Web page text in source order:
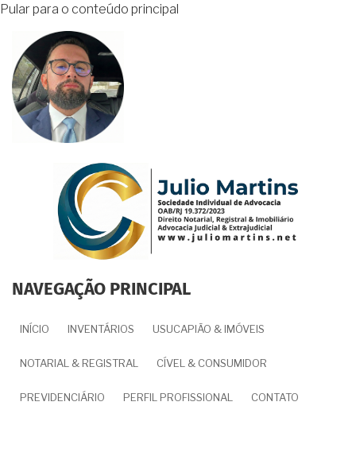
Pular para o conteúdo principal
NAVEGAÇÃO PRINCIPAL
INÍCIO INVENTÁRIOS USUCAPIÃO & IMÓVEIS
NOTARIAL & REGISTRAL CÍVEL & CONSUMIDOR
PREVIDENCIÁRIO PERFIL PROFISSIONAL CONTATO